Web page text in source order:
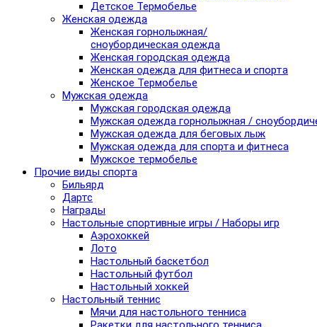
Детское Термобелье
Женская одежда
Женская горнолыжная/
сноубордическая одежда
Женская городская одежда
Женская одежда для фитнеса и спорта
Женское Термобелье
Мужская одежда
Мужская городская одежда
Мужская одежда горнолыжная /
Мужская одежда для беговых лыж
Мужская одежда для спорта и фитнеса
Мужское термобелье
Прочие виды спорта
Бильярд
Дартс
Награды
Настольные спортивные игры / Наборы игр
Аэрохоккей
Лото
Настольный баскетбол
Настольный футбол
Настольный хоккей
Настольный теннис
Мячи для настольного тенниса